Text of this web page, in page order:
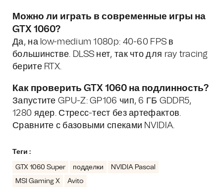
Можно ли играть в современные игры на
GTX 1060?
Да, на low-medium 1080p: 40-60 FPS в
большинстве. DLSS нет, так что для ray tracing
берите RTX.
Как проверить GTX 1060 на подлинность?
Запустите GPU-Z: GP106 чип, 6 ГБ GDDR5,
1280 ядер. Стресс-тест без артефактов.
Сравните с базовыми спеками NVIDIA.
Теги :
GTX 1060 Super подделки
NVIDIA Pascal
MSI Gaming X
Avito